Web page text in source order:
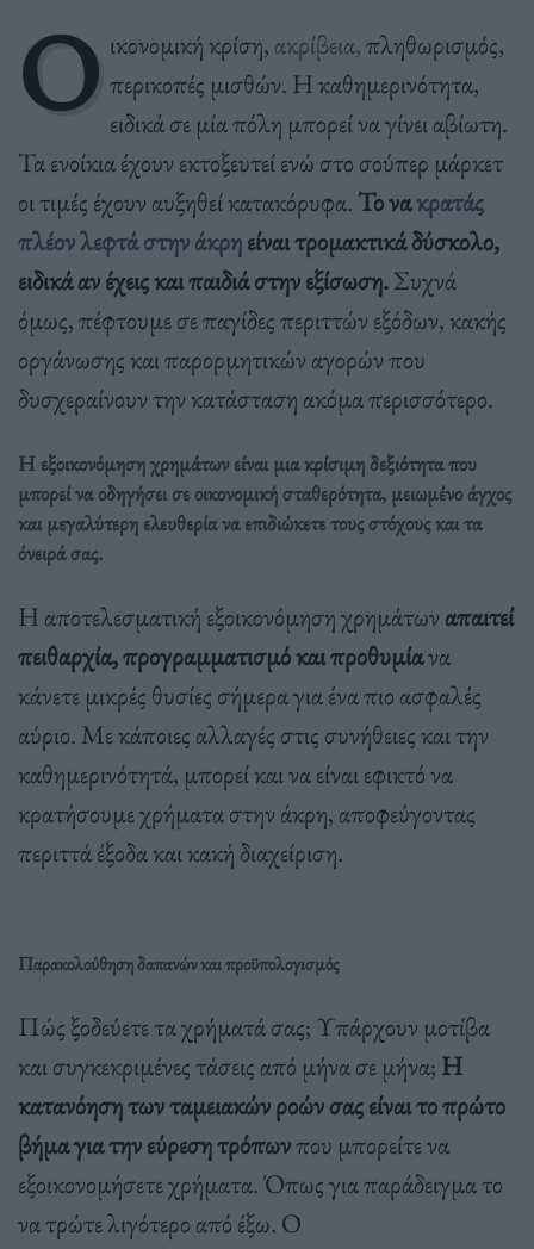
Ο ικονομική κρίση, ακρίβεια,πληθωρισμός,
περικοπές μισθών. Η καθημερινότητα,
ειδικά σε μία πόλη μπορεί να γίνει αβίωτη.
Τα ενοίκια έχουν εκτοξευτεί ενώ στο σούπερ μάρκετ
οι τιμές έχουν αυξηθεί κατακόρυφα. Το νακρατάς
πλέον λεφτά στην άκρηείναι τρομακτικά δύσκολο,
ειδικά αν έχεις και παιδιά στην εξίσωση.Συχνά
όμως, πέφτουμε σε παγίδες περιττών εξόδων, κακής
οργάνωσης και παρορμητικών αγορών που
δυσχεραίνουν την κατάσταση ακόμα περισσότερο.
Η εξοικονόμηση χρημάτων είναι μια κρίσιμη δεξιότηταπου
μπορεί να οδηγήσει σε οικονομική σταθερότητα, μειωμένο άγχος
και μεγαλύτερη ελευθερία να επιδιώκετε τους στόχους και τα
όνειρά σας.
Η αποτελεσματική εξοικονόμηση χρημάτων απαιτεί
πειθαρχία, προγραμματισμό και προθυμίανα
κάνετε μικρές θυσίες σήμερα για ένα πιο ασφαλές
αύριο. Με κάποιες αλλαγές στις συνήθειες και την
καθημερινότητά, μπορεί και να είναι εφικτό να
κρατήσουμε χρήματα στην άκρη, αποφεύγοντας
περιττά έξοδα και κακή διαχείριση.
Παρακολούθηση δαπανών και προϋπολογισμός
Πώς ξοδεύετε τα χρήματά σας; Υπάρχουν μοτίβα
και συγκεκριμένες τάσεις από μήνα σε μήνα; Η
κατανόηση των ταμειακών ροών σας είναι το πρώτο
βήμα για την εύρεση τρόπωνπου μπορείτε να
εξοικονομήσετε χρήματα. Όπως για παράδειγμα το
να τρώτε λιγότερο από έξω. Ο